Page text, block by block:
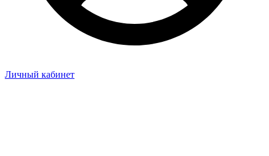
Личный кабинет